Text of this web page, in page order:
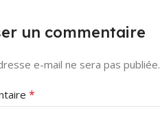
un commentaire
e-mail ne sera pas publiée.
*